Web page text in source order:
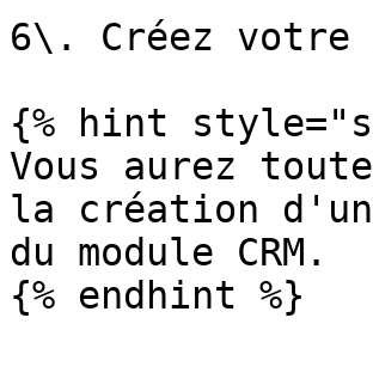
6\. Créez votre
{% hint
Vous aurez
la création
du module CRM.
{% endhint %}